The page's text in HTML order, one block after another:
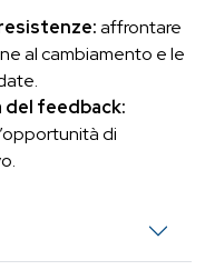
affrontare
al cambiamento e le
del feedback:
di